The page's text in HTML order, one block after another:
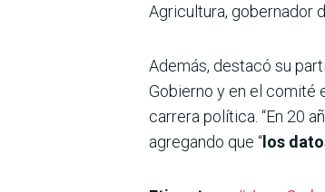
Agricultura, gobernador
Además, destacó su
Gobierno y en el comité
carrera política. “En 20
agregando que “ los